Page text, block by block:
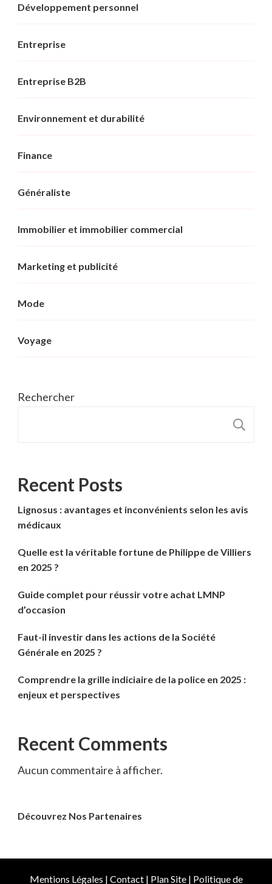
Développement personnel
Entreprise
Entreprise B2B
Environnement et durabilité
Finance
Généraliste
Immobilier et immobilier commercial
Marketing et publicité
Mode
Voyage
Rechercher
Recent Posts
Lignosus : avantages et inconvénients selon les avis
médicaux
Quelle est la véritable fortune de Philippe de Villiers
en 2025 ?
Guide complet pour réussir votre achat LMNP
d’occasion
Faut-il investir dans les actions de la Société
Générale en 2025 ?
Comprendre la grille indiciaire de la police en 2025 :
enjeux et perspectives
Recent Comments
Aucun commentaire à afficher.
Découvrez Nos Partenaires
Mentions Légales | Contact| Plan Site| Politique de